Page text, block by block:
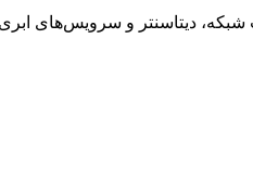
دیتاسنتر و سرویس‌های ابری